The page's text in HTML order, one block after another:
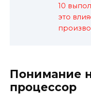
10
это
Понимание
процессор